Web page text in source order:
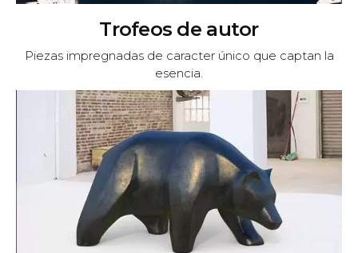
Trofeos de autor
Piezas impregnadas de caracter único que captan la
esencia.